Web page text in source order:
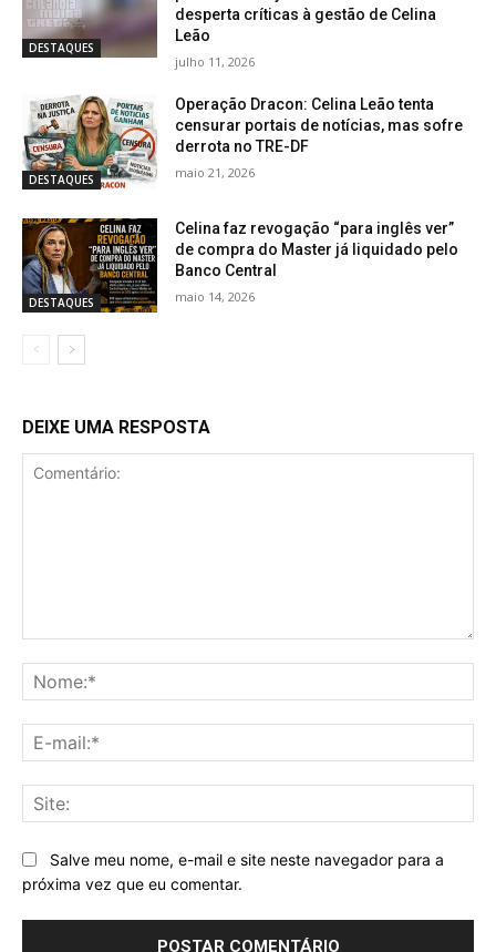
DESTAQUES
desperta críticas à gestão de Celina
Leão
julho 11, 2026
DESTAQUES
Operação Dracon: Celina Leão tenta
censurar portais de notícias, mas sofre
derrota no TRE-DF
maio 21, 2026
DESTAQUES
Celina faz revogação “para inglês ver”
de compra do Master já liquidado pelo
Banco Central
maio 14, 2026
DEIXE UMA RESPOSTA
Salve meu nome, e-mail e site neste navegador para a
próxima vez que eu comentar.